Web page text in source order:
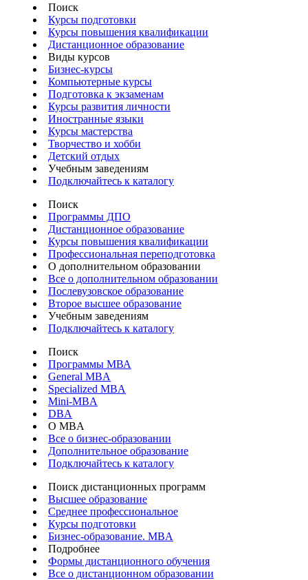
Поиск
Курсы подготовки
Курсы повышения квалификации
Дистанционное образование
Виды курсов
Бизнес-курсы
Компьютерные курсы
Подготовка к экзаменам
Курсы развития личности
Иностранные языки
Курсы мастерства
Творчество и хобби
Детский отдых
Учебным заведениям
Подключайтесь к каталогу
Поиск
Программы ДПО
Дистанционное образование
Курсы повышения квалификации
Профессиональная переподготовка
О дополнительном образовании
Все о дополнительном образовании
Послевузовское образование
Второе высшее образование
Учебным заведениям
Подключайтесь к каталогу
Поиск
Программы МВА
General MBA
Specialized MBA
Mini-MBA
DBA
О MBA
Все о бизнес-образовании
Дополнительное образование
Подключайтесь к каталогу
Поиск дистанционных программ
Высшее образование
Среднее профессиональное
Курсы подготовки
Бизнес-образование. MBA
Подробнее
Формы дистанционного обучения
Все о дистанционном образовании